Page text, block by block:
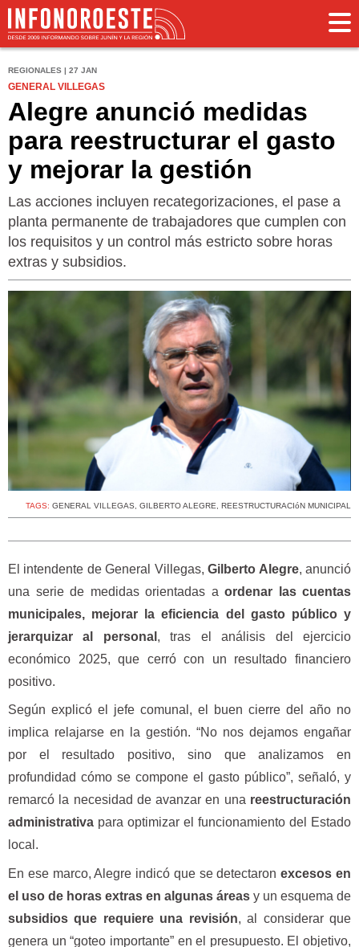
REGIONALES | 27 JAN
GENERAL VILLEGAS
Alegre anunció medidas
para reestructurar el gasto
y mejorar la gestión
Las acciones incluyen recategorizaciones, el pase a
planta permanente de trabajadores que cumplen con
los requisitos y un control más estricto sobre horas
extras y subsidios.
TAGS: GENERAL VILLEGAS, GILBERTO ALEGRE, REESTRUCTURACIóN MUNICIPAL
El intendente de General Villegas,Gilberto Alegre, anunció
una serie de medidas orientadas a ordenar las cuentas
municipales, mejorar la eficiencia del gasto público y
jerarquizar al personal , tras el análisis del ejercicio
económico 2025, que cerró con un resultado financiero
positivo.
Según explicó el jefe comunal, el buen cierre del año no
implica relajarse en la gestión. “No nos dejamos engañar
por el resultado positivo, sino que analizamos en
profundidad cómo se compone el gasto público”, señaló, y
remarcó la necesidad de avanzar en una reestructuración
administrativa para optimizar el funcionamiento del Estado
local.
En ese marco, Alegre indicó que se detectaronexcesos en
el uso de horas extras en algunas áreas y un esquema de
subsidios que requiere una revisión, al considerar que
genera un “goteo importante” en el presupuesto. El objetivo,